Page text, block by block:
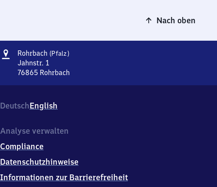
Nach oben
Adresse
Rohrbach (Pfalz)Rohrbach
Jahnstr. 1
76865 Rohrbach
Jahnstr.
1,
6
6
5
DeutschEnglish
Analyse verwalten
Compliance
Datenschutzhinweise
Informationen zur Barrierefreiheit